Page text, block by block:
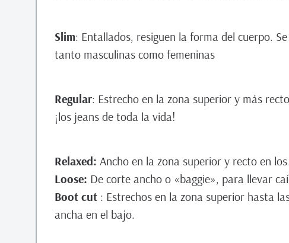
Slim: Entallados, resiguen la forma del cuerpo.
tanto masculinas como femeninas
Regular: Estrecho en la zona superior y más
¡los jeans de toda la vida!
Relaxed: Ancho en la zona superior y recto en
Loose: De corte ancho o «baggie», para llevar
Boot cut : Estrechos en la zona superior hasta
ancha en el bajo.